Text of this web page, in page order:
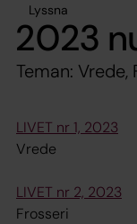
Lyssna
2023
Teman:
LIVET nr 1, 2023
Vrede
LIVET nr 2, 2023
Frosseri